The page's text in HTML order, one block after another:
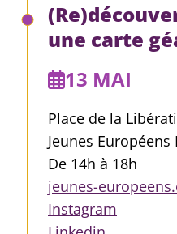
une carte
13 MAI
Place de la
Jeunes Européens
De 14h à 18h
jeunes-
Instagram